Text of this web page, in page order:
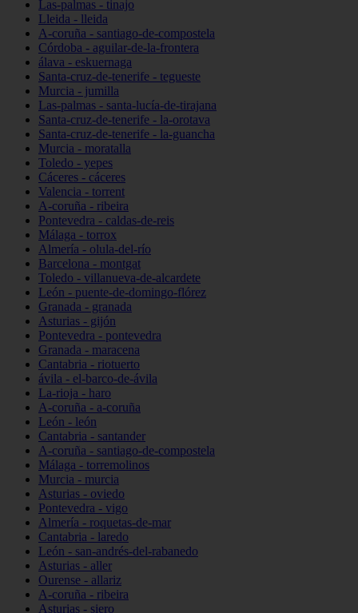
Las-palmas - tinajo
Lleida - lleida
A-coruña - santiago-de-compostela
Córdoba - aguilar-de-la-frontera
álava - eskuernaga
Santa-cruz-de-tenerife - tegueste
Murcia - jumilla
Las-palmas - santa-lucía-de-tirajana
Santa-cruz-de-tenerife - la-orotava
Santa-cruz-de-tenerife - la-guancha
Murcia - moratalla
Toledo - yepes
Cáceres - cáceres
Valencia - torrent
A-coruña - ribeira
Pontevedra - caldas-de-reis
Málaga - torrox
Almería - olula-del-río
Barcelona - montgat
Toledo - villanueva-de-alcardete
León - puente-de-domingo-flórez
Granada - granada
Asturias - gijón
Pontevedra - pontevedra
Granada - maracena
Cantabria - riotuerto
ávila - el-barco-de-ávila
La-rioja - haro
A-coruña - a-coruña
León - león
Cantabria - santander
A-coruña - santiago-de-compostela
Málaga - torremolinos
Murcia - murcia
Asturias - oviedo
Pontevedra - vigo
Almería - roquetas-de-mar
Cantabria - laredo
León - san-andrés-del-rabanedo
Asturias - aller
Ourense - allariz
A-coruña - ribeira
Asturias - siero